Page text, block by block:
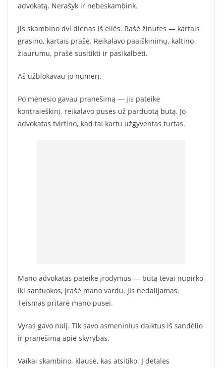
advokatą. Nerašyk ir nebeskambink.
Jis skambino dvi dienas iš eilės. Rašė žinutes — kartais
grasino, kartais prašė. Reikalavo paaiškinimų, kaltino
žiaurumu, prašė susitikti ir pasikalbėti.
Aš užblokavau jo numerį.
Po mėnesio gavau pranešimą — jis pateikė
kontraieškinį, reikalavo pusės už parduotą butą. Jo
advokatas tvirtino, kad tai kartu užgyventas turtas.
Mano advokatas pateikė įrodymus — butą tėvai nupirko
iki santuokos, įrašė mano vardu, jis nedalijamas.
Teismas pritarė mano pusei.
Vyras gavo nulį. Tik savo asmeninius daiktus iš sandėlio
ir pranešimą apie skyrybas.
Vaikai skambino, klausė, kas atsitiko. Į detales